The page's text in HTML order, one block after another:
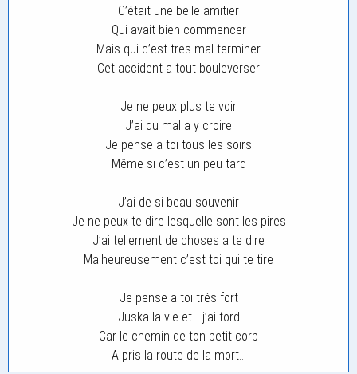
C’était une belle amitier
Qui avait bien commencer
Mais qui c’est tres mal terminer
Cet accident a tout bouleverser
Je ne peux plus te voir
J’ai du mal a y croire
Je pense a toi tous les soirs
Même si c’est un peu tard
J’ai de si beau souvenir
Je ne peux te dire lesquelle sont les pires
J’ai tellement de choses a te dire
Malheureusement c’est toi qui te tire
Je pense a toi trés fort
Juska la vie et… j’ai tord
Car le chemin de ton petit corp
A pris la route de la mort…